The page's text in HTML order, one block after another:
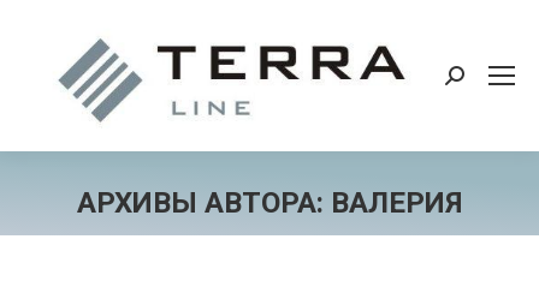
Поиск:
АРХИВЫ АВТОРА: ВАЛЕРИЯ
Вы здесь: